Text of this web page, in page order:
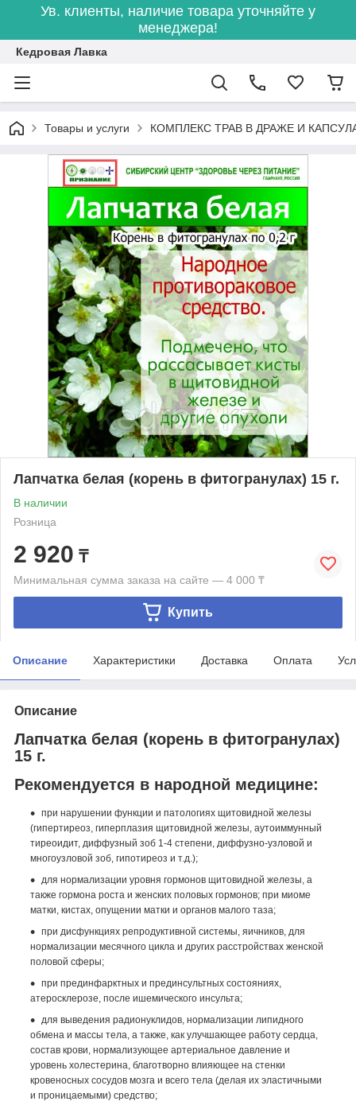
Ув. клиенты, наличие товара уточняйте у
менеджера!
Кедровая Лавка
Товары и услуги КОМПЛЕКС ТРАВ В ДРАЖЕ И
Лапчатка белая (корень в фитогранулах) 15 г.
В наличии
Розница
2 920 ₸
Минимальная сумма заказа на сайте — 4 000 ₸
Купить
Описание Характеристики Доставка Оплата
Описание
Лапчатка белая (корень в фитогранулах)
15 г.
Рекомендуется в народной медицине:
при нарушении функции и патологиях щитовидной железы
(гипертиреоз, гиперплазия щитовидной железы, аутоиммунный
тиреоидит, диффузный зоб 1-4 степени, диффузно-узловой и
многоузловой зоб, гипотиреоз и т.д.);
для нормализации уровня гормонов щитовидной железы, а
также гормона роста и женских половых гормонов; при миоме
матки, кистах, опущении матки и органов малого таза;
при дисфункциях репродуктивной системы, яичников, для
нормализации месячного цикла и других расстройствах женской
половой сферы;
при прединфарктных и прединсультных состояниях,
атеросклерозе, после ишемического инсульта;
для выведения радионуклидов, нормализации липидного
обмена и массы тела, а также, как улучшающее работу сердца,
состав крови, нормализующее артериальное давление и
уровень холестерина, благотворно влияющее на стенки
кровеносных сосудов мозга и всего тела (делая их эластичными
и проницаемыми) средство;